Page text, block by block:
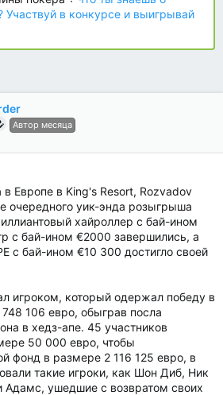
л
а Участвуй в конкурсе и выигрывай
Автор месяца
Европе в King's Resort, Rozvadov
очередного уик-энда розыгрыша
хайроллер с бай-ином
с бай-ином €2000 завершились, а
с бай-ином €10 300 достигло своей
игроком, который одержал победу в
106 евро, обыграв посла
в хедз-апе. 45 участников
50 000 евро, чтобы
фонд в размере 2 116 125 евро, в
такие игроки, как Шон Диб, Ник
Адамс, ушедшие с возвратом своих